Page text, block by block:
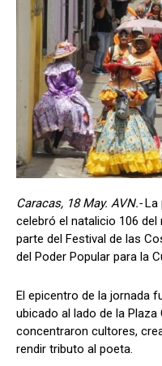
Caracas, 18 May. AVN.-La
celebró el natalicio 106
parte del Festival de las
del Poder Popular para la
El epicentro de la jornada
ubicado al lado de la
concentraron cultores,
rendir tributo al poeta.